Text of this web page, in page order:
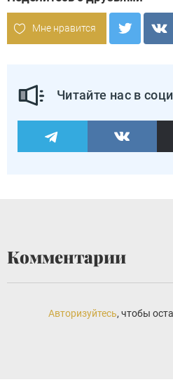
Мне нравится
Читайте нас в
Комментарии
Авторизуйтесь, чтобы